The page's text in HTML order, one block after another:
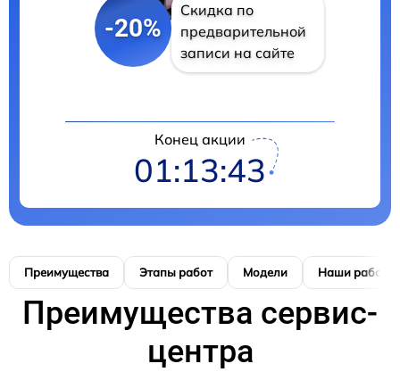
-20%
Скидка по
предварительной
записи на сайте
Конец акции
01:13:42
Преимущества Этапы работ Модели Наши работы
Преимущества сервис-
центра